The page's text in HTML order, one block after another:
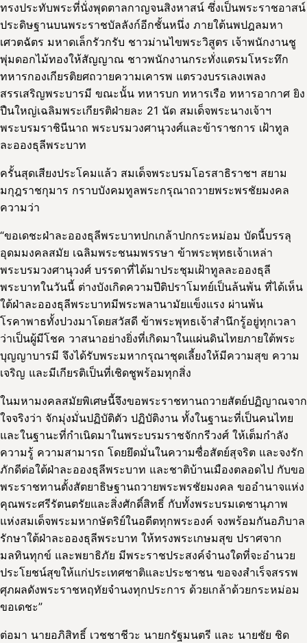
ทรงประทับพระที่นั่งพุดตาลกาญจนสิงหาสน์ ซึ่งเป็นพระราชอาสน์
ประดิษฐานบนพระราชบัลลังก์อีกชั้นหนึ่ง ภายใต้นพปฎลมหา
เศวตฉัตร มหาดเล็กรัวกรับ ชาวม่านไขพระวิสูตร เจ้าพนักงานชู
พุ่มดอกไม้ทองให้สัญญาณ ชาวพนักงานกระทั่งแตรมโหระทึก
ทหารกองเกียรติยศถวายความเคารพ แตรวงบรรเลงเพลง
สรรเสริญพระบารมี ขณะนั้น ทหารบก ทหารเรือ ทหารอากาศ ยิง
ปืนใหญ่เฉลิมพระเกียรติฝ่ายละ 21 นัด สมเด็จพระนางเจ้าฯ
พระบรมราชินีนาถ พระบรมวงศานุวงศ์และข้าราชการ เฝ้าทูล
ละอองธุลีพระบาท
ครั้นสุดเสียงประโคมแล้ว สมเด็จพระบรมโอรสาธิราชฯ สยาม
มกุฎราชกุมาร กราบบังคมทูลพระกรุณาถวายพระพรชัยมงคล
ความว่า
“ขอเดชะฝ่าละอองธุลีพระบาทปกเกล้าปกกระหม่อม บัดนี้บรรลุ
อุดมมงคลสมัย เฉลิมพระชนมพรรษา ข้าพระพุทธเจ้าเหล่า
พระบรมวงศานุวงศ์ บรรดาที่ได้มาประชุมเฝ้าทูลละอองธุลี
พระบาทในวันนี้ ต่างบังเกิดความปีติปราโมทย์เป็นล้นพ้น ที่ได้เห็น
ใต้ฝ่าละอองธุลีพระบาทมีพระพลานามัยแข็งแรง ผ่านพ้น
โรคาพาธทั้งปวงมาโดยสวัสดี ข้าพระพุทธเจ้าสำนึกรู้อยู่ทุกเวลา
ว่าเป็นผู้มีโชค วาสนาอย่างยิ่งที่เกิดมาในแผ่นดินไทยภายใต้พระ
บุญญาบารมี จึงได้รับพระมหากรุณาชุดเลี้ยงให้มีความสุข ความ
เจริญ และมีเกียรติเป็นที่เชิดชูพร้อมทุกสิ่ง
ในมหามงคลสมัยพิเศษนี้จึงขอพระราชทานถวายสัตย์ปฏิญาณจาก
ใจจริงว่า จักมุ่งมั่นปฏิบัติตัว ปฏิบัติงาน ทั้งในฐานะที่เป็นคนไทย
และในฐานะที่กำเนิดมาในพระบรมราชจักกรีวงศ์ ให้เต็มกำลัง
ความรู้ ความสามารถ โดยยึดมั่นในความซื่อสัตย์สุจริต และจงรัก
ภักดีต่อใต้ฝ่าละอองธุลีพระบาท และชาติบ้านเมืองตลอดไป กับขอ
พระราชทานตั้งสัตยาธิษฐานถวายพระพรชัยมงคล ขออำนาจแห่ง
คุณพระศรีรัตนตรัยและสิ่งศักดิ์สิทธิ์ กับทั้งพระบรมเดชานุภาพ
แห่งสมเด็จพระมหากษัตริย์ในอดีตทุกพระองค์ จงพร้อมกันอภิบาล
รักษาใต้ฝ่าละอองธุลีพระบาท ให้ทรงพระเกษมสุข ปราศจาก
มลทินทุกข์ และพยาธิภัย มีพระราชประสงค์จำนงใดที่จะอำนวย
ประโยชน์สุขให้แก่ประเทศชาติและประชาชน ขอจงสำเร็จสรรพ
ศุภผลดังพระราชหฤทัยจำนงทุกประการ ด้วยเกล้าด้วยกระหม่อม
ขอเดชะ”
ต่อมา นายอภิสิทธิ์ เวชชาชีวะ นายกรัฐมนตรี และ นายชัย ชิด